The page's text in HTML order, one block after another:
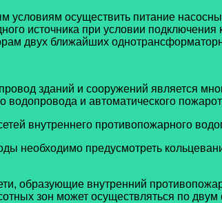
осуществить питание
источника при условии
двух ближайших
зданий и сооружений является
водопровода и автоматического
внутреннего противопожарного
необходимо предусмотреть
образующие внутренний
зон может осуществляться по двум